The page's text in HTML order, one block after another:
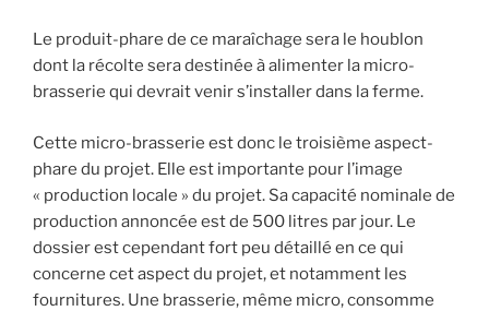
Le produit-phare de ce maraîchage sera le houblon
dont la récolte sera destinée à alimenter la micro-
brasserie qui devrait venir s’installer dans la ferme.
Cette micro-brasserie est donc le troisième aspect-
phare du projet. Elle est importante pour l’image
« production locale » du projet. Sa capacité nominale de
production annoncée est de 500 litres par jour. Le
dossier est cependant fort peu détaillé en ce qui
concerne cet aspect du projet, et notamment les
fournitures. Une brasserie, même micro, consomme